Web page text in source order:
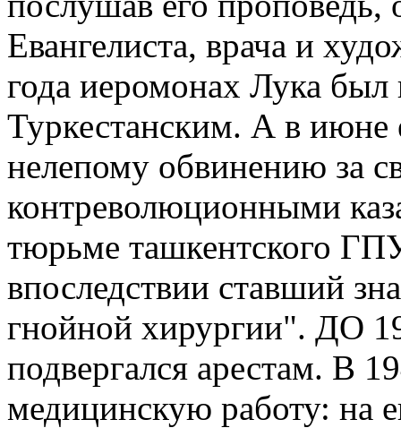
Евангелиста, врача и
года иеромонах Лука был
Туркестанским. А в июне
нелепому обвинению за
контреволюционными
тюрьме ташкентского
впоследствии ставший
гнойной хирургии". ДО
подвергался арестам. В
медицинскую работу: на